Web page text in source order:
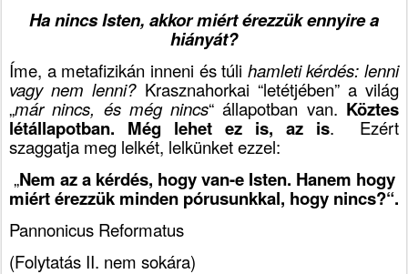
Ha nincs Isten, akkor miért érezzük ennyire a
hiányát?
Íme, a metafizikán inneni és túli hamleti kérdés: lenni
vagy nem lenni?Krasznahorkai “letétjében” a világ
„már nincs, és még nincs“ állapotban van. Köztes
létállapotban. Még lehet ez is, az is.
Ezért
szaggatja meg lelkét, lelkünket ezzel:
„Nem az a kérdés, hogy van-e Isten. Hanem hogy
miért érezzük minden pórusunkkal, hogy nincs?“.
Pannonicus Reformatus
(Folytatás II. nem sokára)